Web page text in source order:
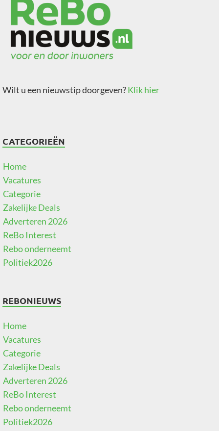
Wilt u een nieuwstip doorgeven?Klik hier
CATEGORIEËN
Home
Vacatures
Categorie
Zakelijke Deals
Adverteren 2026
ReBo Interest
Rebo onderneemt
Politiek2026
REBONIEUWS
Home
Vacatures
Categorie
Zakelijke Deals
Adverteren 2026
ReBo Interest
Rebo onderneemt
Politiek2026